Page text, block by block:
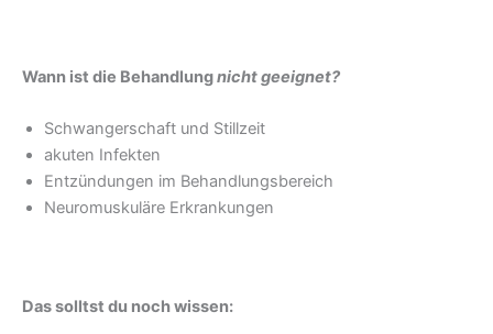
Wann ist die Behandlungnicht geeignet?
Schwangerschaft und Stillzeit
akuten Infekten
Entzündungen im Behandlungsbereich
Neuromuskuläre Erkrankungen
Das solltst du noch wissen: